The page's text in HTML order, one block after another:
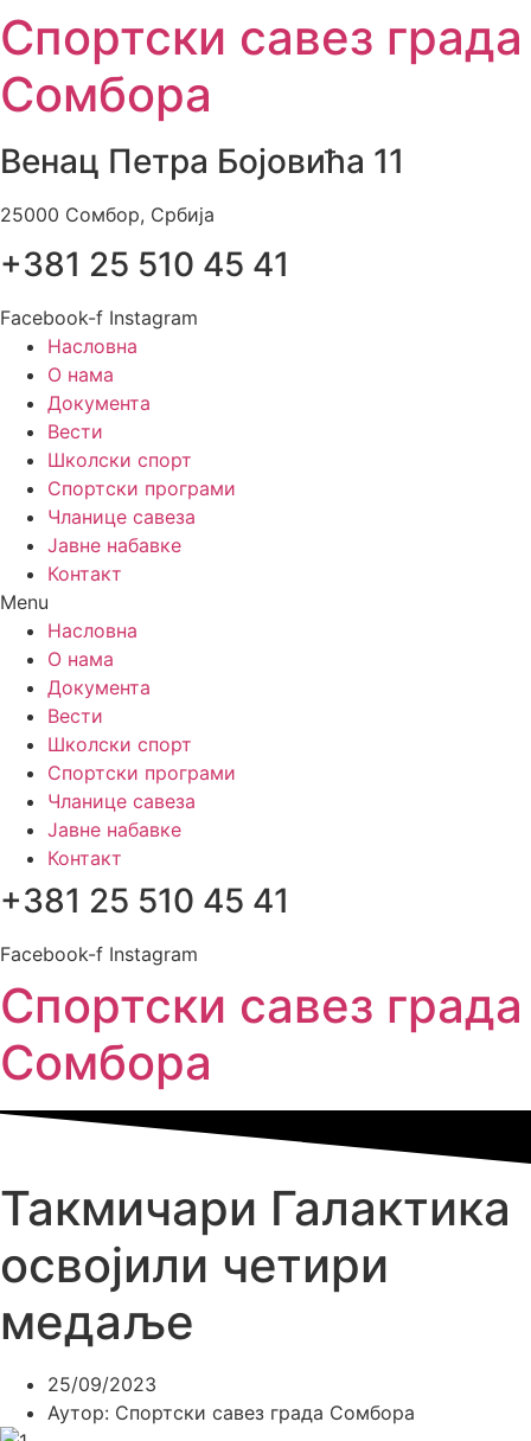
Skip
to
content
Спортски савез града
Сомбора
Венац Петра Бојовића 11
25000 Сомбор, Србија
+381 25 510 45 41
Facebook-f Instagram
Насловна
О нама
Документа
Вести
Школски спорт
Спортски програми
Чланице савеза
Јавне набавке
Контакт
Menu
Насловна
О нама
Документа
Вести
Школски спорт
Спортски програми
Чланице савеза
Јавне набавке
Контакт
+381 25 510 45 41
Facebook-f Instagram
Спортски савез града
Сомбора​
Такмичари Галактика
освојили четири
медаље
25/09/2023
Аутор: Спортски савез града Сомбора